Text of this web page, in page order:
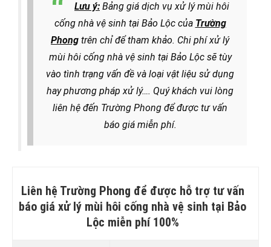
Lưu ý: Bảng giá dịch vụ xử lý mùi hôi
cống nhà vệ sinh tại Bảo Lộc của Trường
Phong trên chỉ để tham khảo. Chi phí xử lý
mùi hôi cống nhà vệ sinh tại Bảo Lộc sẽ tùy
vào tình trạng vấn đề và loại vật liệu sử dụng
hay phương pháp xử lý…. Quý khách vui lòng
liên hệ đến Trường Phong để được tư vấn
báo giá miễn phí.
Liên hệ Trường Phong để được hỗ trợ tư vấn
báo giá xử lý mùi hôi cống nhà vệ sinh tại Bảo
Lộc miễn phí 100%